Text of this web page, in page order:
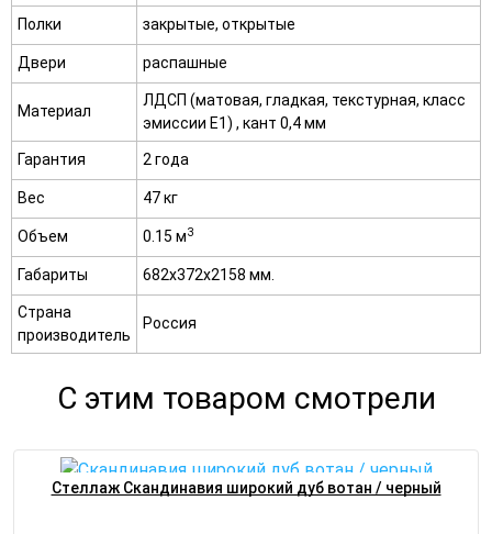
Полки закрытые, открытые
Двери распашные
Материал
ЛДСП (матовая, гладкая, текстурная, класс
эмиссии E1) , кант 0,4 мм
Гарантия 2 года
Вес 47 кг
Объем 0.15 м3
Габариты 682х372х2158 мм.
Страна
производитель
Россия
С этим товаром смотрели
Стеллаж Скандинавия широкий дуб вотан / черный